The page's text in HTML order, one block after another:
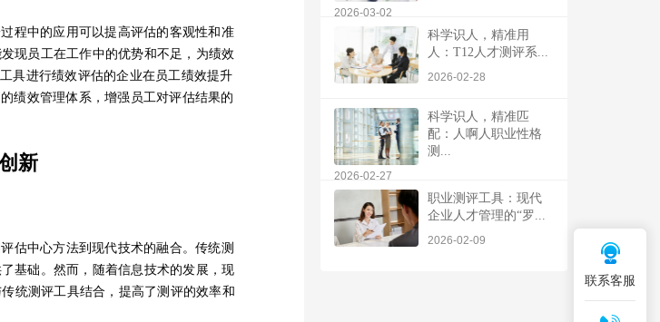
程中的应用可以提高评估的客观性和准
现员工在工作中的优势和不足，为绩效
具进行绩效评估的企业在员工绩效提升
绩效管理体系，增强员工对评估结果的
新
估中心方法到现代技术的融合。传统测
基础。然而，随着信息技术的发展，现
统测评工具结合，提高了测评的效率和
2026-03-02
科学识人，精准用
人：T12人才测评系...
2026-02-28
科学识人，精准匹
配：人啊人职业性格
测...
2026-02-27
职业测评工具：现代
企业人才管理的“罗...
2026-02-09
联系客服